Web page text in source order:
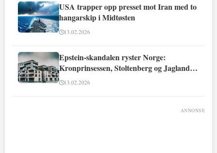
USA trapper opp presset mot Iran med to
hangarskip i Midtøsten
13.02.2026
Epstein-skandalen ryster Norge:
Kronprinsessen, Stoltenberg og Jagland
involvert
13.02.2026
ANNONSE